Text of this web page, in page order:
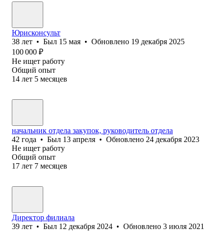
Юрисконсульт
38 лет • Был 15 мая • Обновлено 19 декабря 2025
100 000 ₽
Не ищет работу
Общий опыт
14 лет 5 месяцев
начальник отдела закупок, руководитель отдела
42 года • Был 13 апреля • Обновлено 24 декабря 2023
Не ищет работу
Общий опыт
17 лет 7 месяцев
Директор филиала
39 лет • Был 12 декабря 2024 • Обновлено 3 июля 2021